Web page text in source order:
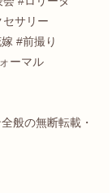
サリー
#前撮り
ーマル
般の無断転載・